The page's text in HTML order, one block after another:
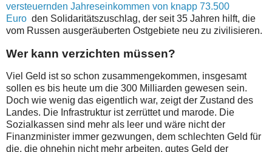
versteuernden Jahreseinkommen von knapp 73.500
Euro den Solidaritätszuschlag, der seit 35 Jahren hilft, die
vom Russen ausgeräuberten Ostgebiete neu zu zivilisieren.
Wer kann verzichten müssen?
Viel Geld ist so schon zusammengekommen, insgesamt
sollen es bis heute um die 300 Milliarden gewesen sein.
Doch wie wenig das eigentlich war, zeigt der Zustand des
Landes. Die Infrastruktur ist zerrüttet und marode. Die
Sozialkassen sind mehr als leer und wäre nicht der
Finanzminister immer gezwungen, dem schlechten Geld für
die, die ohnehin nicht mehr arbeiten, gutes Geld der